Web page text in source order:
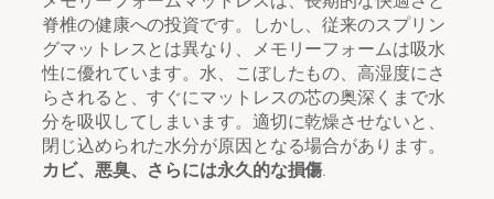
脊椎の健康への投資です。しかし、従来のスプリン
グマットレスとは異なり、メモリーフォームは吸水
性に優れています。水、こぼしたもの、高湿度にさ
らされると、すぐにマットレスの芯の奥深くまで水
分を吸収してしまいます。適切に乾燥させないと、
閉じ込められた水分が原因となる場合があります。
カビ、悪臭、さらには永久的な損傷.